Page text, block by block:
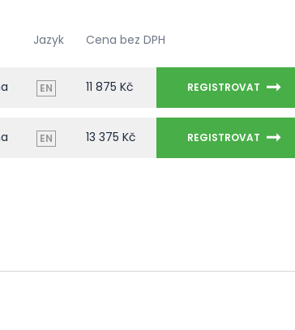
Jazyk Cena bez DPH
EN 11 875 Kč REGISTROVAT
EN 13 375 Kč REGISTROVAT